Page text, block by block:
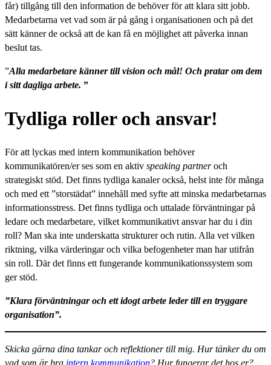
får) tillgång till den information de behöver för att klara sitt jobb.
Medarbetarna vet vad som är på gång i organisationen och på det
sätt känner de också att de kan få en möjlighet att påverka innan
beslut tas.
”Alla medarbetare känner till vision och mål! Och pratar om dem
i sitt dagliga arbete. ”
Tydliga roller och ansvar!
För att lyckas med intern kommunikation behöver
kommunikatören/er ses som en aktiv speaking partneroch
strategiskt stöd. Det finns tydliga kanaler också, helst inte för många
och med ett ”storstädat” innehåll med syfte att minska medarbetarnas
informationsstress. Det finns tydliga och uttalade förväntningar på
ledare och medarbetare, vilket kommunikativt ansvar har du i din
roll? Man ska inte underskatta strukturer och rutin. Alla vet vilken
riktning, vilka värderingar och vilka befogenheter man har utifrån
sin roll. Där det finns ett fungerande kommunikationssystem som
ger stöd.
”Klara förväntningar och ett idogt arbete leder till en tryggare
organisation”.
Skicka gärna dina tankar och reflektioner till mig. Hur tänker du om